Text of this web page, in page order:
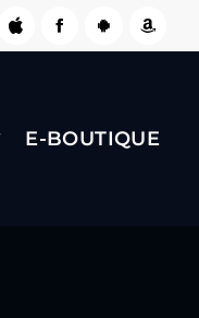
BERNARD MINET - FLY
E-BOUTIQUE